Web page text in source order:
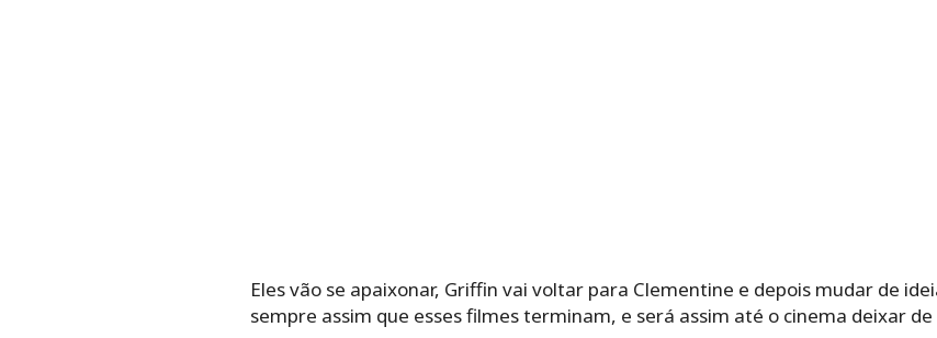
Eles vão se apaixonar, Griffin vai voltar para Clementine e depois mudar de
sempre assim que esses filmes terminam, e será assim até o cinema deixar de